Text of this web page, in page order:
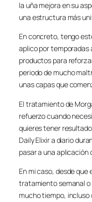
la uña mejora en su
una estructura más
En concreto, tengo
aplico por temporadas
productos para
periodo de mucho
unas capas que
El tratamiento de
refuerzo cuando
quieres tener
Daily Elixir a diario
pasar a una aplicación
En mi caso, desde que
tratamiento semanal o
mucho tiempo,